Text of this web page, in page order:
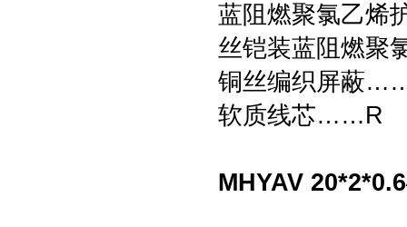
蓝阻燃聚氯乙
丝铠装蓝阻燃
铜丝编织屏蔽
软质线芯……R
MHYAV